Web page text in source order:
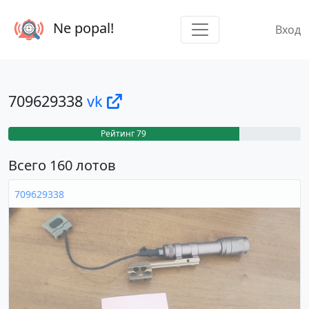
Ne popal! Вход
709629338 vk
Рейтинг 79
Всего 160 лотов
709629338